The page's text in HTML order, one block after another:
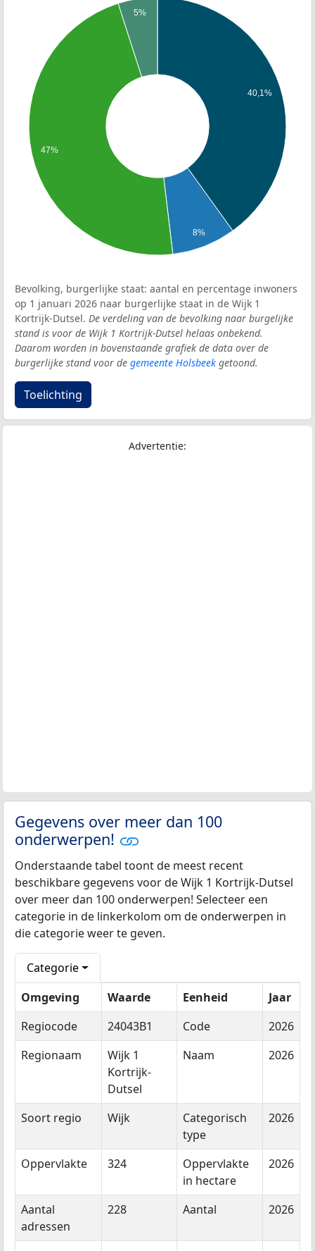
40,1%
8%
5%
47%
Bevolking, burgerlijke staat: aantal en percentage inwoners
op 1 januari 2026 naar burgerlijke staat in de Wijk 1
Kortrijk-Dutsel. De verdeling van de bevolking naar burgelijke
stand is voor de Wijk 1 Kortrijk-Dutsel helaas onbekend.
Daarom worden in bovenstaande grafiek de data over de
burgerlijke stand voor de gemeente Holsbeek getoond.
Toelichting
Advertentie:
Gegevens over meer dan 100
onderwerpen!
Onderstaande tabel toont de meest recent
beschikbare gegevens voor de Wijk 1 Kortrijk-Dutsel
over meer dan 100 onderwerpen! Selecteer een
categorie in de linkerkolom om de onderwerpen in
die categorie weer te geven.
Categorie
Omgeving
Waarde Eenheid
Jaar
Regiocode
24043B1 Code
2026
Regionaam
Wijk 1
Kortrijk-
Dutsel
Naam 2026
Soort regio Wijk
Categorisch
type
2026
Oppervlakte 324
Oppervlakte
in hectare
2026
Aantal
adressen
228 Aantal 2026